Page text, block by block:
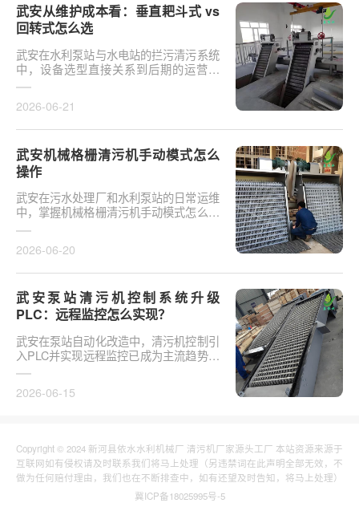
武安从维护成本看：垂直耙斗式 vs
回转式怎么选
武安在水利泵站与水电站的拦污清污系统
中，设备选型直接关系到后期的运营开
支。探讨从维护成本看：垂直耙斗式 vs
2026-06-21
武安机械格栅清污机手动模式怎么
操作
武安在污水处理厂和水利泵站的日常运维
中，掌握机械格栅清污机手动模式怎么操
作是保障设备稳定运行的基础环节。以某
2026-06-20
武安泵站清污机控制系统升级
PLC：远程监控怎么实现？
武安在泵站自动化改造中，清污机控制引
入PLC并实现远程监控已成为主流趋势。
传统清污机多采用继电器硬接线，无法实
2026-06-15
Copyright © 2024 新河县依水水利机械厂 清污机厂家源头工厂 本站资源来源于
互联网如有侵权请及时联系我们将马上处理（另违禁词在此声明全部无效，不
做为任何赔付理由，我们也在不断排查中，如有还望及时告知，将马上处理）
冀ICP备18025995号-5